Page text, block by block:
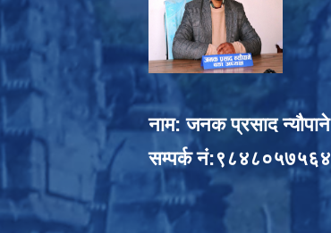
नाम: जनक प्रसाद न्यौपाने
सम्पर्क नं:९८४८०५७५६४